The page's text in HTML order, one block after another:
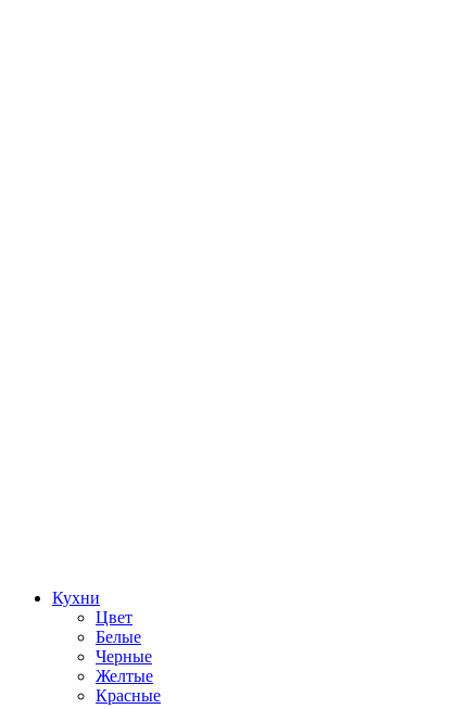
Кухни
Цвет
Белые
Черные
Желтые
Красные